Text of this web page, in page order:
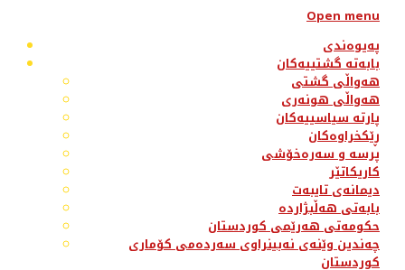
Open menu
پەیوەندی
بابەتە گشتییەکان
هەواڵی گشتی
هەواڵی هونەری
پارتە سیاسییەکان
ڕێکخراوەکان
پرسە و سەرەخۆشی
کاریکاتێر
دیمانەی تایبەت
بابەتی هەڵبژاردە
حکومەتی هەرێمی کوردستان
چەندین وێنەی نەبینراوی سەردەمی کۆماری
کوردستان